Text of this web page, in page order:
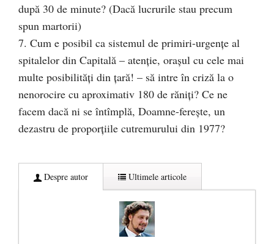
după 30 de minute? (Dacă lucrurile stau precum
spun martorii)
7. Cum e posibil ca sistemul de primiri-urgenţe al
spitalelor din Capitală – atenţie, oraşul cu cele mai
multe posibilităţi din ţară! – să intre în criză la o
nenorocire cu aproximativ 180 de răniţi? Ce ne
facem dacă ni se întîmplă, Doamne-fereşte, un
dezastru de proporţiile cutremurului din 1977?
Despre autor Ultimele articole